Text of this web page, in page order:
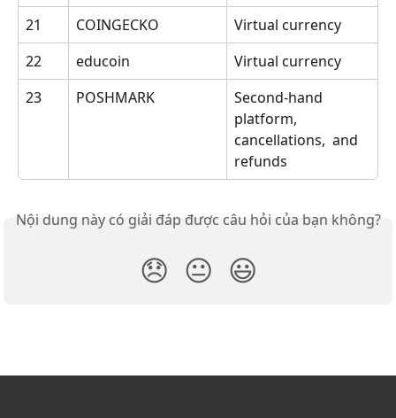
21
COINGECKO
Virtual currency
22
educoin
Virtual currency
23
POSHMARK
Second-hand
platform,
cancellations,  and
refunds
Nội dung này có giải đáp được câu hỏi của bạn không?
😞 😐 😃